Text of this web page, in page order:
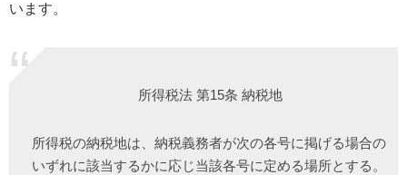
います。
所得税法 第15条 納税地
所得税の納税地は、納税義務者が次の各号に掲げる場合の
いずれに該当するかに応じ当該各号に定める場所とする。